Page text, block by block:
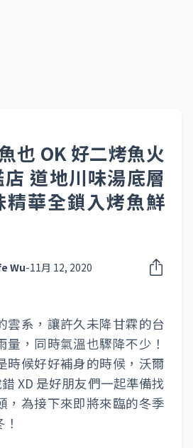
也 OK 好二烤魚火
道地川味湯底層
精華全鎖入烤魚鮮
Wu-11月 12, 2020
雲系，讓許久未降甘霖的台
量，同時氣溫也驟降不少！
時候好好補身的時候，沃爾
XD 是好朋友們一起準備找
，為接下來即將來臨的冬季